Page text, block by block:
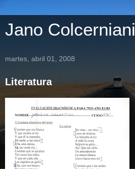
Jano Colcerniani
martes, abril 01, 2008
Literatura